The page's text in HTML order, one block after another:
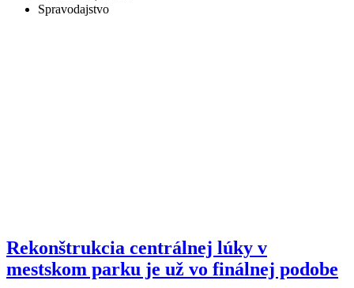
Spravodajstvo
Rekonštrukcia centrálnej lúky v
mestskom parku je už vo finálnej podobe